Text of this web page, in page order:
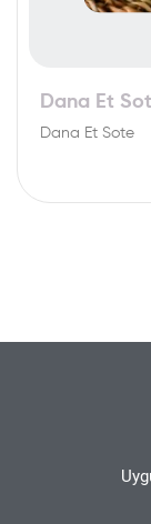
Dana Et
Dana Et Sote